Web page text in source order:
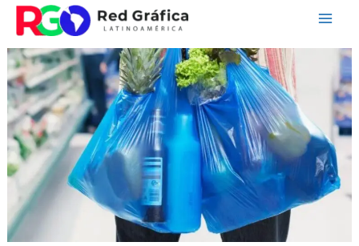
contenido